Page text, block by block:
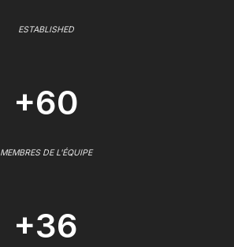
ESTABLISHED
+60
MEMBRES DE L'ÉQUIPE
+36